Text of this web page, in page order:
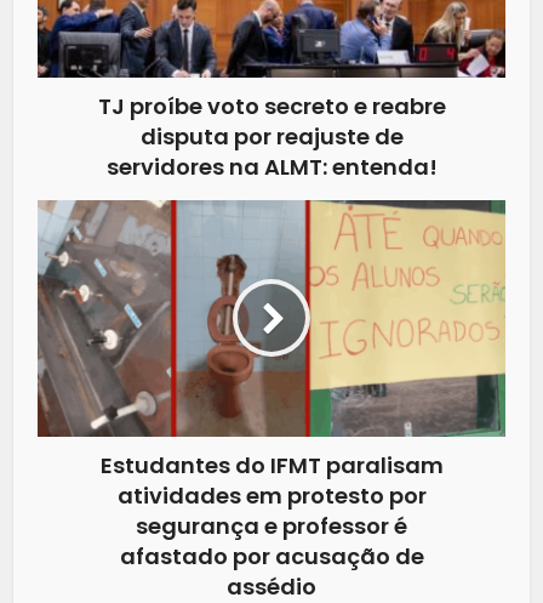
TJ proíbe voto secreto e reabre
disputa por reajuste de
servidores na ALMT: entenda!
Estudantes do IFMT paralisam
atividades em protesto por
segurança e professor é
afastado por acusação de
assédio